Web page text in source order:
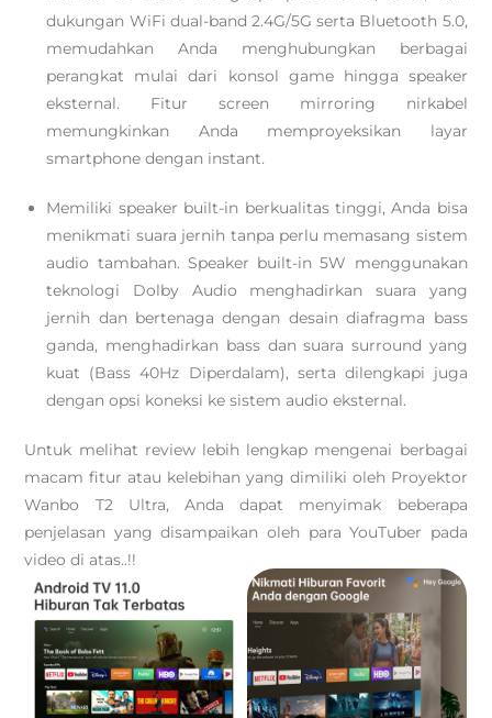
dukungan WiFi dual-band 2.4G/5G serta Bluetooth 5.0,
memudahkan Anda menghubungkan berbagai
perangkat mulai dari konsol game hingga speaker
eksternal. Fitur screen mirroring nirkabel
memungkinkan Anda memproyeksikan layar
smartphone dengan instant.
Memiliki speaker built-in berkualitas tinggi, Anda bisa
menikmati suara jernih tanpa perlu memasang sistem
audio tambahan. Speaker built-in 5W menggunakan
teknologi Dolby Audio menghadirkan suara yang
jernih dan bertenaga dengan desain diafragma bass
ganda, menghadirkan bass dan suara surround yang
kuat (Bass 40Hz Diperdalam), serta dilengkapi juga
dengan opsi koneksi ke sistem audio eksternal.
Untuk melihat review lebih lengkap mengenai berbagai
macam fitur atau kelebihan yang dimiliki oleh Proyektor
Wanbo T2 Ultra, Anda dapat menyimak beberapa
penjelasan yang disampaikan oleh para YouTuber pada
video di atas..!!